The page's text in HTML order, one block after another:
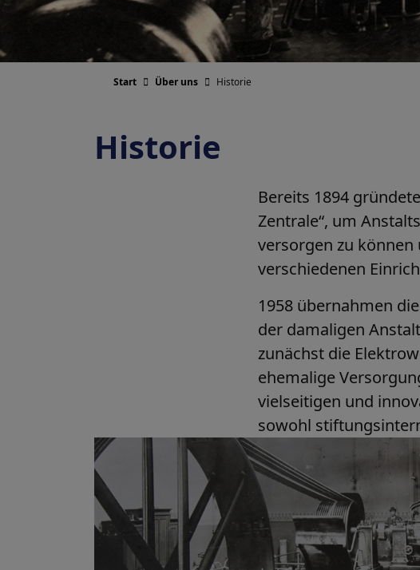
Start Über uns Historie
Historie
Bereits 1894
Zentrale“, um
versorgen zu
verschiedenen
1958 übernahmen
der damaligen
zunächst die
ehemalige
vielseitigen und
sowohl
Historie